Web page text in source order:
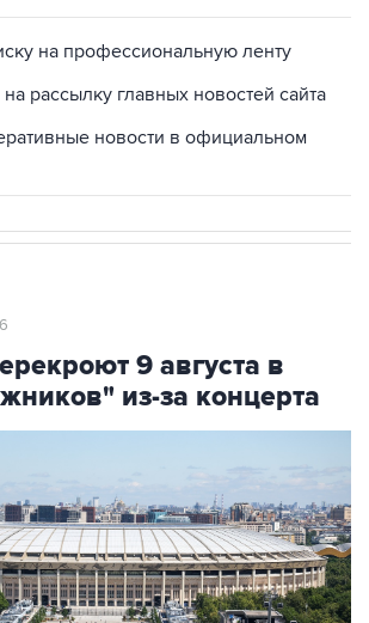
на профессиональную ленту
рассылку главных новостей сайта
новости в официальном
9 августа в
из-за концерта